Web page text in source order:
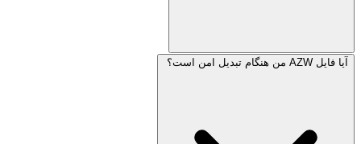
آیا فایل AZW من هنگام تبدیل امن است؟